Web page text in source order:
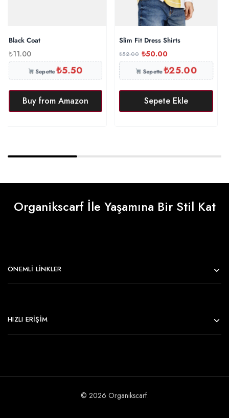
Black Coat
₺11.00
Sepette₺5.50
Buy from Amazon
Slim Fit Dress Shirts
₺52.00 ₺50.00
Sepette₺25.00
Sepete Ekle
Organikscarf İle Yaşamına Bir Stil Kat
ÖNEMLI LINKLER
HIZLI ERİŞİM
© 2026 Organikscarf.